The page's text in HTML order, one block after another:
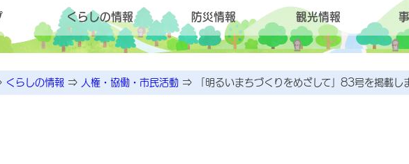
くらしの情報 防災情報 観光情報
くらしの情報 ⇒ 人権・協働・市民活動 ⇒ 「明るいまちづくりをめざして」83号を掲載し